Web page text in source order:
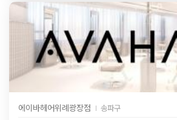
에이바헤어위례광장점 송파구